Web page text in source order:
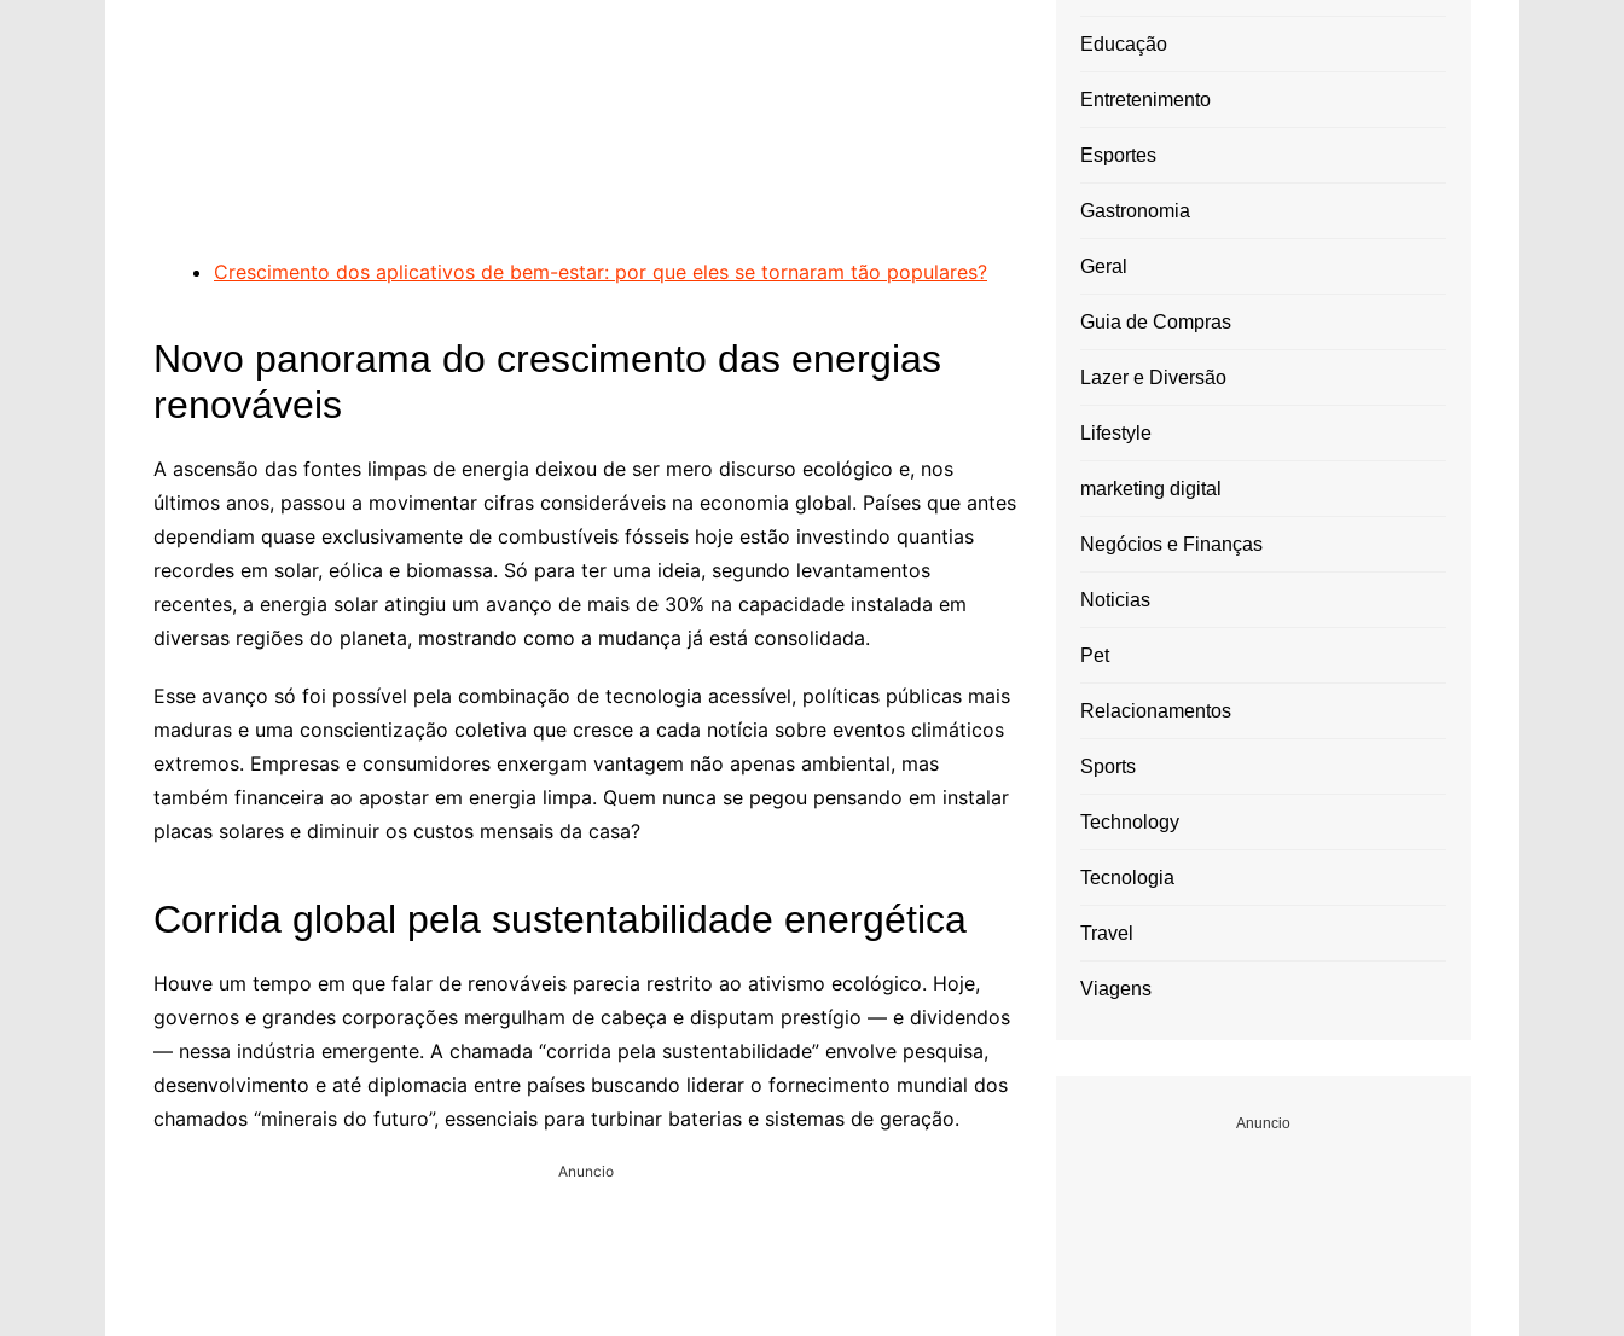
Crescimento dos aplicativos de bem-estar: por que eles se tornaram tão populares?
Novo panorama do crescimento das energias
renováveis
A ascensão das fontes limpas de energia deixou de ser mero discurso ecológico e, nos
últimos anos, passou a movimentar cifras consideráveis na economia global. Países que antes
dependiam quase exclusivamente de combustíveis fósseis hoje estão investindo quantias
recordes em solar, eólica e biomassa. Só para ter uma ideia, segundo levantamentos
recentes, a energia solar atingiu um avanço de mais de 30% na capacidade instalada em
diversas regiões do planeta, mostrando como a mudança já está consolidada.
Esse avanço só foi possível pela combinação de tecnologia acessível, políticas públicas mais
maduras e uma conscientização coletiva que cresce a cada notícia sobre eventos climáticos
extremos. Empresas e consumidores enxergam vantagem não apenas ambiental, mas
também financeira ao apostar em energia limpa. Quem nunca se pegou pensando em instalar
placas solares e diminuir os custos mensais da casa?
Corrida global pela sustentabilidade energética
Houve um tempo em que falar de renováveis parecia restrito ao ativismo ecológico. Hoje,
governos e grandes corporações mergulham de cabeça e disputam prestígio — e dividendos
— nessa indústria emergente. A chamada “corrida pela sustentabilidade” envolve pesquisa,
desenvolvimento e até diplomacia entre países buscando liderar o fornecimento mundial dos
chamados “minerais do futuro”, essenciais para turbinar baterias e sistemas de geração.
Anuncio
Educação
Entretenimento
Esportes
Gastronomia
Geral
Guia de Compras
Lazer e Diversão
Lifestyle
marketing digital
Negócios e Finanças
Noticias
Pet
Relacionamentos
Sports
Technology
Tecnologia
Travel
Viagens
Anuncio